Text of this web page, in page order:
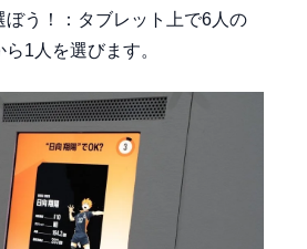
ぼう！：タブレット上で6人の
1人を選びます。